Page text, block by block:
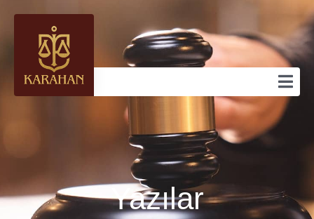
Yazılar